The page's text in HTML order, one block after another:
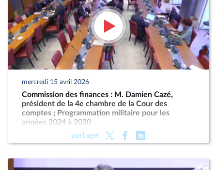
mercredi 15 avril 2026
Commission des finances : M. Damien Cazé,
président de la 4e chambre de la Cour des
comptes ; Programmation militaire pour les
années 2024 à 2030
partager